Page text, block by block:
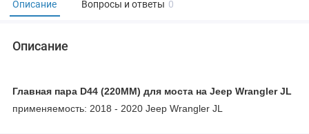
Описание Вопросы и ответы 0
Описание
Главная пара D44 (220MM) для моста на Jeep Wrangler JL
применяемость: 2018 - 2020 Jeep Wrangler JL